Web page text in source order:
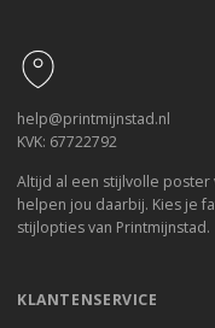
help@printmijnstad.nl
KVK: 67722792
Altijd al een stijlvolle
helpen jou daarbij. Kies je
stijlopties van Printmijnstad.
KLANTENSERVICE